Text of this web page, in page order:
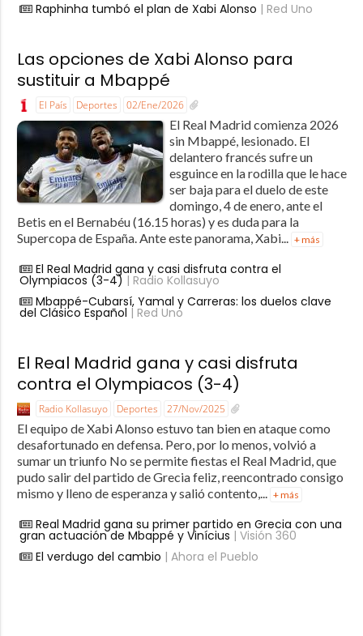
Raphinha tumbó el plan de Xabi Alonso | Red Uno
Las opciones de Xabi Alonso para
sustituir a Mbappé
El País Deportes 02/Ene/2026
El Real Madrid comienza 2026
sin Mbappé, lesionado. El
delantero francés sufre un
esguince en la rodilla que le hace
ser baja para el duelo de este
domingo, 4 de enero, ante el
Betis en el Bernabéu (16.15 horas) y es duda para la
Supercopa de España. Ante este panorama, Xabi... + más
El Real Madrid gana y casi disfruta contra el
Olympiacos (3-4) | Radio Kollasuyo
Mbappé-Cubarsí, Yamal y Carreras: los duelos clave
del Clásico Español | Red Uno
El Real Madrid gana y casi disfruta
contra el Olympiacos (3-4)
Radio Kollasuyo Deportes 27/Nov/2025
El equipo de Xabi Alonso estuvo tan bien en ataque como
desafortunado en defensa. Pero, por lo menos, volvió a
sumar un triunfo No se permite fiestas el Real Madrid, que
pudo salir del partido de Grecia feliz, reencontrado consigo
mismo y lleno de esperanza y salió contento,... + más
Real Madrid gana su primer partido en Grecia con una
gran actuación de Mbappé y Vinícius | Visión 360
El verdugo del cambio | Ahora el Pueblo